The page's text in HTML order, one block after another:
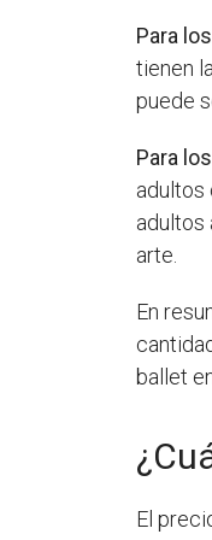
Para
tienen
puede
Para
adultos
adultos
arte.
En
ballet
El